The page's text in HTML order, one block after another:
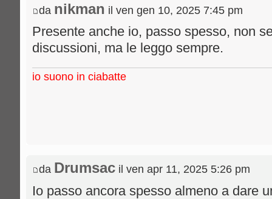
da nikman il ven gen 10, 2025 7:45 pm
Presente anche io, passo spesso, non
discussioni, ma le leggo sempre.
io suono in ciabatte
da Drumsac il ven apr 11, 2025 5:26 pm
Io passo ancora spesso almeno a dare